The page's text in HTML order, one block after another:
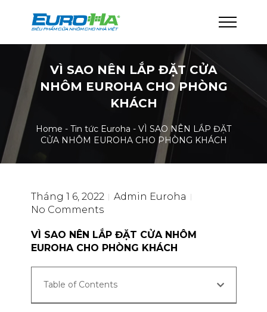
VÌ SAO NÊN LẮP ĐẶT CỬA
NHÔM EUROHA CHO PHÒNG
KHÁCH
Home - Tin tức Euroha - VÌ SAO NÊN LẮP ĐẶT
CỬA NHÔM EUROHA CHO PHÒNG KHÁCH
Tháng 1 6, 2022
Admin Euroha
No Comments
VÌ SAO NÊN LẮP ĐẶT CỬA NHÔM
EUROHA CHO PHÒNG KHÁCH
Table of Contents